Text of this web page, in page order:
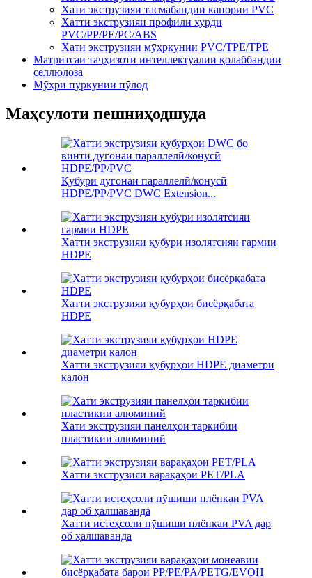
Хати экструзияи тасмабандии канории PVC
Хатти экструзияи профили хурди
PVC/PP/PE/PC/ABS
Хати экструзияи мӯҳркунии PVC/TPE/TPE
Матритсаи таҷҳизоти интеллектуалии қолаббандии
селлюлоза
Мӯҳри пуркунии пӯлод
Маҳсулоти пешниҳодшуда
Қубури дугонаи параллелӣ/конусӣ
HDPE/PP/PVC DWC Extension...
Хатти экструзияи қубури изолятсияи гармии
HDPE
Хатти экструзияи қубурҳои бисёрқабата
HDPE
Хатти экструзияи қубурҳои HDPE диаметри
калон
Хати экструзияи панелҳои таркибии
пластикии алюминий
Хатти экструзияи варақаҳои PET/PLA
Хатти истеҳсоли пӯшиши плёнкаи PVA дар
об ҳалшаванда